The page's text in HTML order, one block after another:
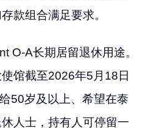
款组合满足要求。
O-A长期居留退休用途。
馆截至2026年5月18日
50岁及以上、希望在泰
人士，持有人可停留一